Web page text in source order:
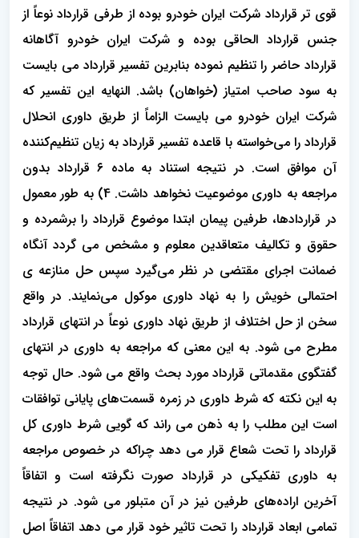
قوی تر قرارداد شرکت ایران خودرو بوده از طرفی قرارداد نوعاً از
جنس قرارداد الحاقی بوده و شرکت ایران خودرو آگاهانه
قرارداد حاضر را تنظیم نموده بنابرین تفسیر قرارداد می بایست
به سود صاحب امتیاز (خواهان) باشد. النهایه این تفسیر که
شرکت ایران خودرو می بایست الزاماً از طریق داوری انحلال
قرارداد را می‌خواسته با قاعده تفسیر قرارداد به زیان تنظیم‌کننده
آن موافق است. در نتیجه استناد به ماده ۶ قرارداد بدون
مراجعه به داوری موضوعیت نخواهد داشت. 4) به طور معمول
در قراردادها، طرفین پیمان ابتدا موضوع قرارداد را برشمرده و
حقوق و تکالیف متعاقدین معلوم و مشخص می گردد آنگاه
ضمانت اجرای مقتضی در نظر می‌گیرد سپس حل منازعه ی
احتمالی خویش را به نهاد داوری موکول می‌نمایند. در واقع
سخن از حل اختلاف از طریق نهاد داوری نوعاً در انتهای قرارداد
مطرح می شود. به این معنی که مراجعه به داوری در انتهای
گفتگوی مقدماتی قرارداد مورد بحث واقع می شود. حال توجه
به این نکته که شرط داوری در زمره قسمت‌های پایانی توافقات
است این مطلب را به ذهن می راند که گویی شرط داوری کل
قرارداد را تحت شعاع قرار می دهد چراکه در خصوص مراجعه
به داوری تفکیکی در قرارداد صورت نگرفته است و اتفاقاً
آخرین اراده‌های طرفین نیز در آن متبلور می شود. در نتیجه
تمامی ابعاد قرارداد را تحت تاثیر خود قرار می دهد اتفاقاً اصل